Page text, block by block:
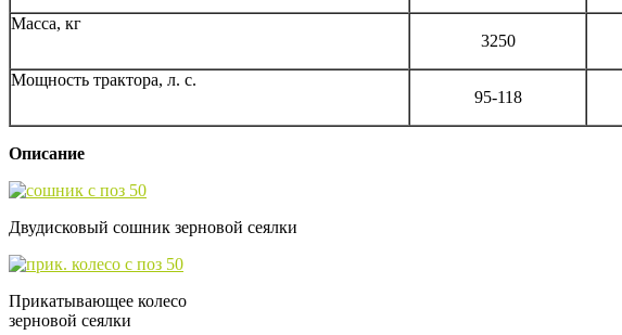
Масса, кг
3250
Мощность трактора, л. с.
95-118
Описание
Двудисковый сошник зерновой сеялки
Прикатывающее колесо
зерновой сеялки